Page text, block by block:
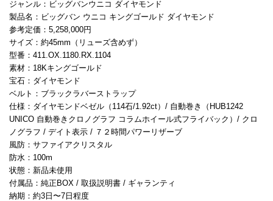
ジャンル：ビッグバンウニコ ダイヤモンド
製品名：ビッグバン ウニコ キングゴールド ダイヤモンド
参考定価：5,258,000円
サイズ：約45mm（リューズ含めず）
型番：411.OX.1180.RX.1104
素材：18Kキングゴールド
宝石：ダイヤモンド
ベルト：ブラックラバーストラップ
仕様：ダイヤモンドベゼル（114石/1.92ct）/ 自動巻き（HUB1242
UNICO 自動巻きクロノグラフ コラムホイール式フライバック）/ クロ
ノグラフ / デイト表示 / ７２時間パワーリザーブ
風防：サファイアクリスタル
防水：100m
状態：新品未使用
付属品：純正BOX / 取扱説明書 / ギャランティ
納期：約3日〜7日程度